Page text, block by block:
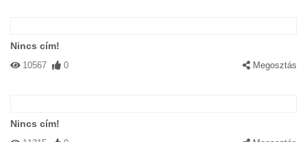
Nincs cím!
10567 0 Megosztás
Nincs cím!